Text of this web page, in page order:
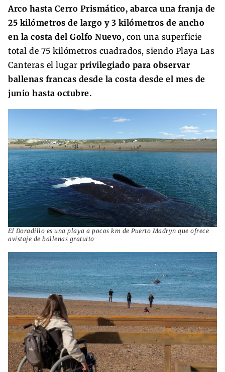
Arco hasta Cerro Prismático, abarca una franja de
25 kilómetros de largo y 3 kilómetros de ancho
en la costa del Golfo Nuevo, con una superficie
total de 75 kilómetros cuadrados, siendo Playa Las
Canteras el lugar privilegiado para observar
ballenas francas desde la costa desde el mes de
junio hasta octubre.
El Doradillo es una playa a pocos km de Puerto Madryn que ofrece
avistaje de ballenas gratuito